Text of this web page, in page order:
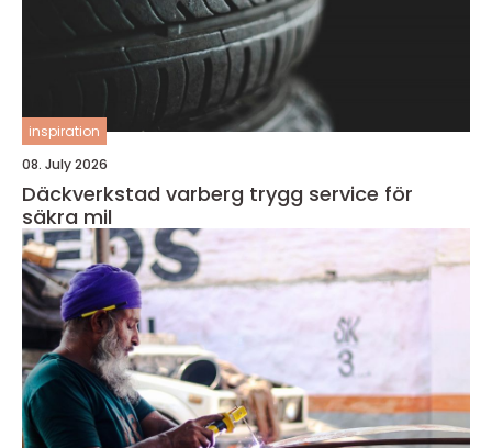
inspiration
08. July 2026
Däckverkstad varberg trygg service för
säkra mil